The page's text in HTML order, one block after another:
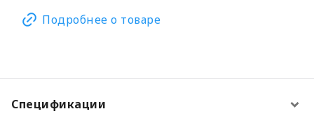
Подробнее о товаре
Спецификации